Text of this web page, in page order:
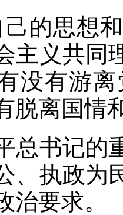
思想和
主义共同
没有游
脱离国情
书记的重
、执政为
治要求。